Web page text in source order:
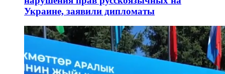
Украине, заявили дипломаты